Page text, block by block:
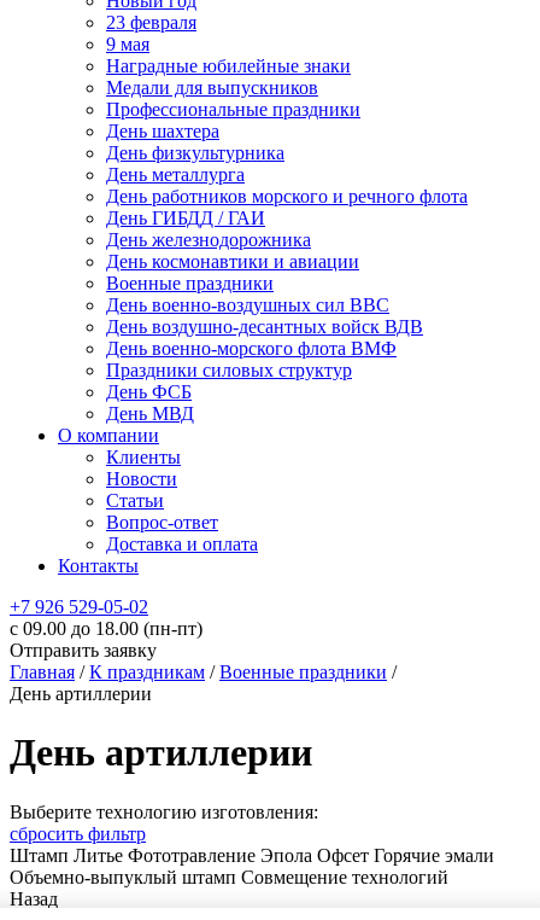
23 февраля
9 мая
Наградные юбилейные знаки
Медали для выпускников
Профессиональные праздники
День шахтера
День физкультурника
День металлурга
День работников морского и речного флота
День ГИБДД / ГАИ
День железнодорожника
День космонавтики и авиации
Военные праздники
День военно-воздушных сил ВВС
День воздушно-десантных войск ВДВ
День военно-морского флота ВМФ
Праздники силовых структур
День ФСБ
День МВД
О компании
Клиенты
Новости
Статьи
Вопрос-ответ
Доставка и оплата
Контакты
+7 926 529-05-02
c 09.00 до 18.00 (пн-пт)
Отправить заявку
Главная /К праздникам /Военные праздники /
День артиллерии
День артиллерии
Выберите технологию изготовления:
сбросить фильтр
Штамп Литье Фототравление Эпола Офсет Горячие эмали
Объемно-выпуклый штамп Совмещение технологий
Назад